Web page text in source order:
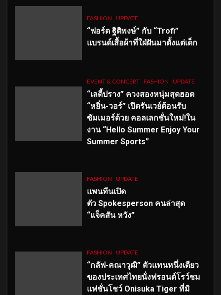
FASHION UPDATE
“ฟอร์ด ฐิติพงษ์” กับ “Trofi”
แบรนด์เสื้อผ้าที่ใฝ่ฝันมาตั้งแต่เด็ก
EVENT & CONCERT FASHION UPDATE
“เลดี้ปราง” ควงสองหนุ่มสุดฮอต
“หยิ่น-วอร์” เปิดรันเวย์ต้อนรับ
ซัมเมอร์ด้วย คอลเลกชั่นใหม่!ใน
งาน “Hello Summer Enjoy Your
Summer Sports”
FASHION UPDATE
แพนทีนเปิด
ตัว Spokesperson คนล่าสุด
“แจ็คสัน หวัง”
FASHION UPDATE
“กลัฟ-คณาวุฒิ” ตัวแทนหนึ่งเดียว
ของประเทศไทยนั่งฟรอนต์โรว์ชม
แฟชั่นโชว์ Onisuka Tiger ที่มิ